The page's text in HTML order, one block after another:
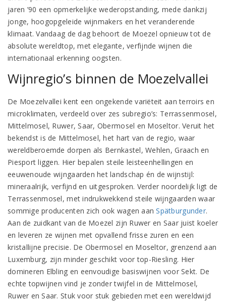
jaren ’90 een opmerkelijke wederopstanding, mede dankzij
jonge, hoogopgeleide wijnmakers en het veranderende
klimaat. Vandaag de dag behoort de Moezel opnieuw tot de
absolute wereldtop, met elegante, verfijnde wijnen die
internationaal erkenning oogsten.
Wijnregio’s binnen de Moezelvallei
De Moezelvallei kent een ongekende variëteit aan terroirs en
microklimaten, verdeeld over zes subregio’s: Terrassenmosel,
Mittelmosel, Ruwer, Saar, Obermosel en Moseltor. Veruit het
bekendst is de Mittelmosel, het hart van de regio, waar
wereldberoemde dorpen als Bernkastel, Wehlen, Graach en
Piesport liggen. Hier bepalen steile leisteenhellingen en
eeuwenoude wijngaarden het landschap én de wijnstijl:
mineraalrijk, verfijnd en uitgesproken. Verder noordelijk ligt de
Terrassenmosel, met indrukwekkend steile wijngaarden waar
sommige producenten zich ook wagen aanSpätburgunder.
Aan de zuidkant van de Moezel zijn Ruwer en Saar juist koeler
en leveren ze wijnen met opvallend frisse zuren en een
kristallijne precisie. De Obermosel en Moseltor, grenzend aan
Luxemburg, zijn minder geschikt voor top-Riesling. Hier
domineren Elbling en eenvoudige basiswijnen voor Sekt. De
echte topwijnen vind je zonder twijfel in de Mittelmosel,
Ruwer en Saar. Stuk voor stuk gebieden met een wereldwijd